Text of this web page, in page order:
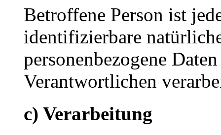
Betroffene Person ist
identifizierbare
personenbezogene
Verantwortlichen
c) Verarbeitung